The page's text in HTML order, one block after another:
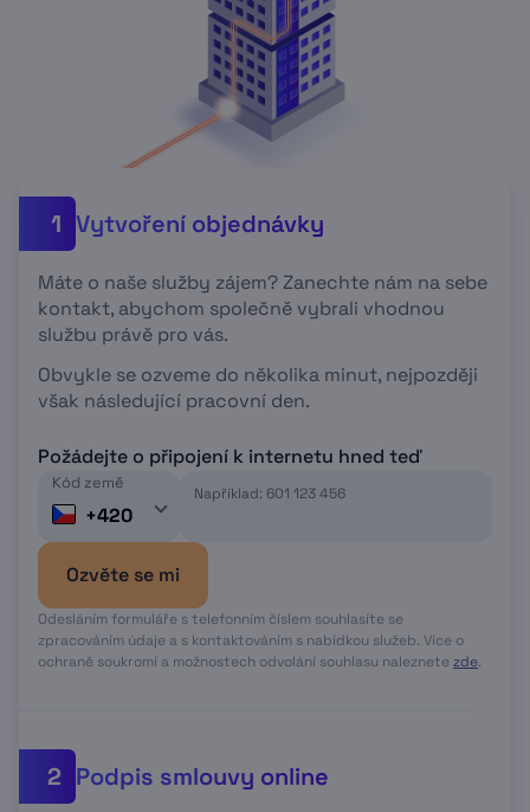
1 Vytvoření objednávky
Máte o naše služby zájem? Zanechte nám na sebe
kontakt, abychom společně vybrali vhodnou
službu právě pro vás.
Obvykle se ozveme do několika minut, nejpozději
však následující pracovní den.
Požádejte o připojení k internetu hned teď
Kód země
+420
Například: 601 123 456
Ozvěte se mi
Odesláním formuláře s telefonním číslem souhlasíte se
zpracováním údaje a s kontaktováním s nabídkou služeb. Více o
ochraně soukromí a možnostech odvolání souhlasu naleznete zde.
2 Podpis smlouvy online